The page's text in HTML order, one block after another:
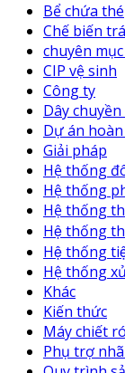
Bể chứa
Chế biến
chuyên
CIP vệ sinh
Công ty
Dây
Dự án
Giải pháp
Hệ thống
Hệ thống
Hệ thống
Hệ thống
Hệ thống
Hệ thống
Khác
Kiến thức
Máy chiết
Phụ trợ